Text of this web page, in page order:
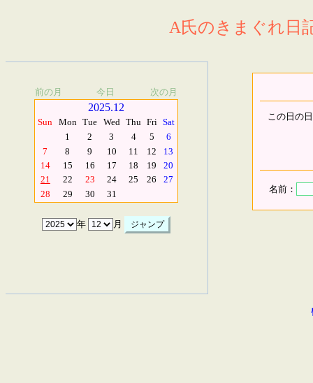
A氏のきまぐれ日
前の月 今日 次の月
2025.12
Sun Mon Tue Wed Thu Fri Sat
1
2 3 4 5
6
7
8 9 10 11 12
13
14
15 16 17 18 19
20
21
22 23 24 25 26
27
28
29 30 31
年 月
この日の
名前：